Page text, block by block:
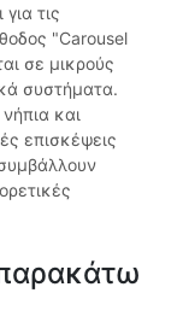
τις
"Carousel
σε μικρούς
συστήματα.
και
επισκέψεις